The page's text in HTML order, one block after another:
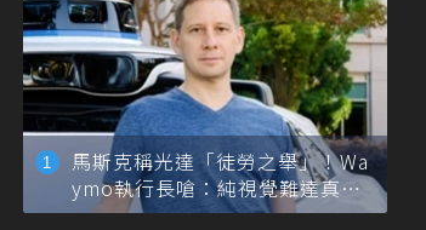
馬斯克稱光達「徒勞之舉」！Wa
ymo執行長嗆：純視覺難達真正
自動駕駛